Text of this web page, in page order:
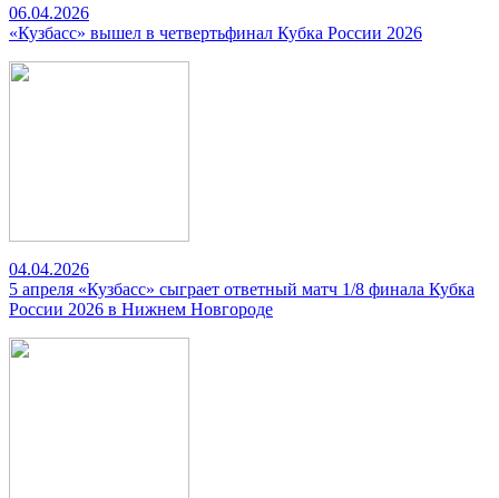
06.04.2026
«Кузбасс» вышел в четвертьфинал Кубка России 2026
04.04.2026
5 апреля «Кузбасс» сыграет ответный матч 1/8 финала Кубка
России 2026 в Нижнем Новгороде